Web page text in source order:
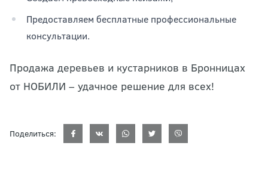
Предоставляем бесплатные профессиональные
консультации.
Продажа деревьев и кустарников в Бронницах
от НОБИЛИ – удачное решение для всех!
Поделиться: